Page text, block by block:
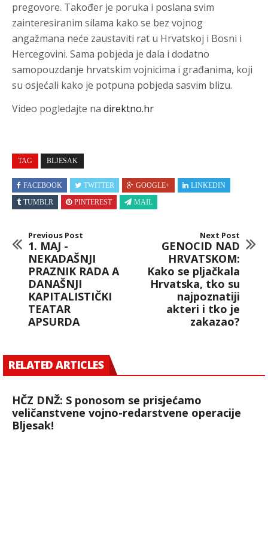
pregovore. Također je poruka i poslana svim
zainteresiranim silama kako se bez vojnog
angažmana neće zaustaviti rat u Hrvatskoj i Bosni i
Hercegovini. Sama pobjeda je dala i dodatno
samopouzdanje hrvatskim vojnicima i građanima, koji
su osjećali kako je potpuna pobjeda sasvim blizu.
Video pogledajte na direktno.hr
TAG BLJESAK
FACEBOOK TWITTER GOOGLE+
LINKEDIN
TUMBLR
PINTEREST MAIL
Previous Post
1. MAJ -
NEKADAŠNJI
PRAZNIK RADA A
DANAŠNJI
KAPITALISTIČKI
TEATAR
APSURDA
Next Post
GENOCID NAD
HRVATSKOM:
Kako se pljačkala
Hrvatska, tko su
najpoznatiji
akteri i tko je
zakazao?
RELATED ARTICLES
HČZ DNŽ: S ponosom se prisjećamo
veličanstvene vojno-redarstvene operacije
Bljesak!